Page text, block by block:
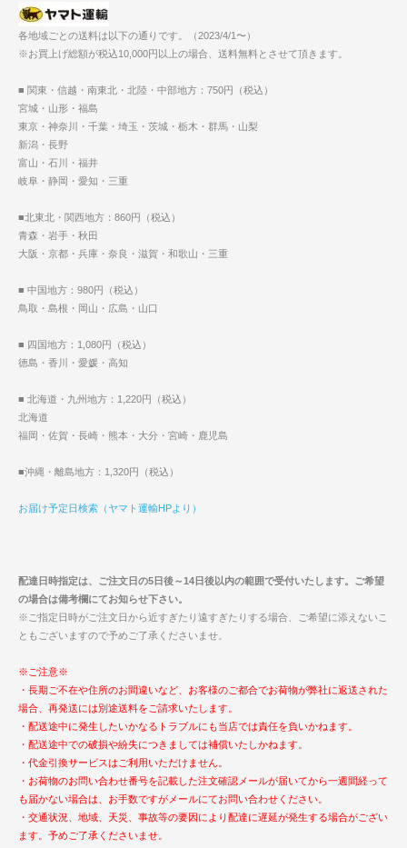
各地域ごとの送料は以下の通りです。（2023/4/1〜）
※お買上げ総額が税込10,000円以上の場合、送料無料とさせて頂きます。
■ 関東・信越・南東北・北陸・中部地方：750円（税込）
宮城・山形・福島
東京・神奈川・千葉・埼玉・茨城・栃木・群馬・山梨
新潟・長野
富山・石川・福井
岐阜・静岡・愛知・三重
■北東北・関西地方：860円（税込）
青森・岩手・秋田
大阪・京都・兵庫・奈良・滋賀・和歌山・三重
■ 中国地方：980円（税込）
鳥取・島根・岡山・広島・山口
■ 四国地方：1,080円（税込）
徳島・香川・愛媛・高知
■ 北海道・九州地方：1,220円（税込）
北海道
福岡・佐賀・長崎・熊本・大分・宮崎・鹿児島
■沖縄・離島地方：1,320円（税込）
お届け予定日検索（ヤマト運輸HPより）
配達日時指定は、ご注文日の5日後～14日後以内の範囲で受付いたします。ご希望
の場合は備考欄にてお知らせ下さい。
※ご指定日時がご注文日から近すぎたり遠すぎたりする場合、ご希望に添えないこ
ともございますので予めご了承くださいませ。
※ご注意※
・長期ご不在や住所のお間違いなど、お客様のご都合でお荷物が弊社に返送された
場合、再発送には別途送料をご請求いたします。
・配送途中に発生したいかなるトラブルにも当店では責任を負いかねます。
・配送途中での破損や紛失につきましては補償いたしかねます。
・代金引換サービスはご利用いただけません。
・お荷物のお問い合わせ番号を記載した注文確認メールが届いてから一週間経って
も届かない場合は、お手数ですがメールにてお問い合わせください。
・交通状況、地域、天災、事故等の要因により配達に遅延が発生する場合がござい
ます。予めご了承くださいませ。